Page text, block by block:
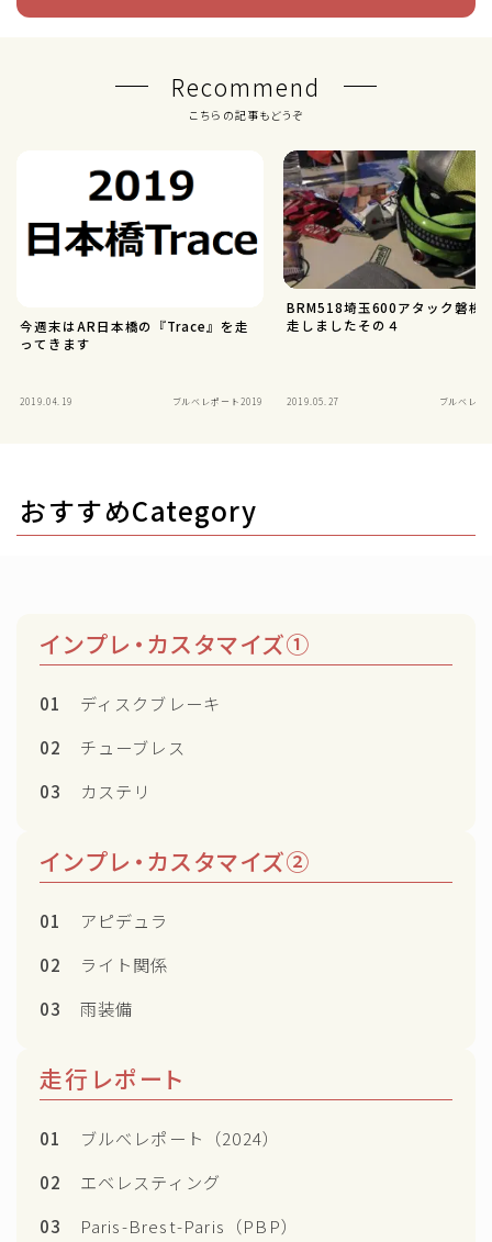
Recommend
こちらの記事もどうぞ
今週末はAR日本橋の『Trace』を走
ってきます
2019.04.19 ブルベレポート2019
BRM518埼玉600アタック磐
走しましたその４
2019.05.27 ブルベレポ
おすすめCategory
インプレ・カスタマイズ①
01
ディスクブレーキ
02
チューブレス
03
カステリ
インプレ・カスタマイズ②
01
アピデュラ
02
ライト関係
03
雨装備
走行レポート
01
ブルべレポート（2024）
02
エベレスティング
03
Paris-Brest-Paris（PBP）